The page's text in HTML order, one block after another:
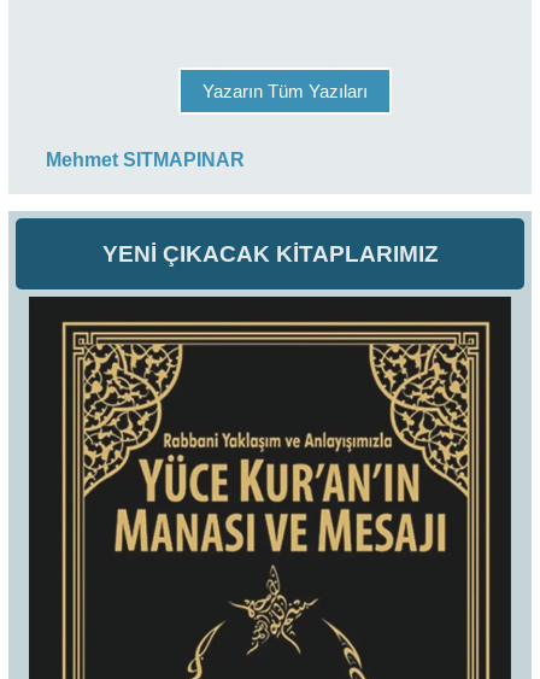
YENİ ÇIKACAK KİTAPLARIMIZ
Yazarın Tüm Yazıları
Mehmet SITMAPINAR